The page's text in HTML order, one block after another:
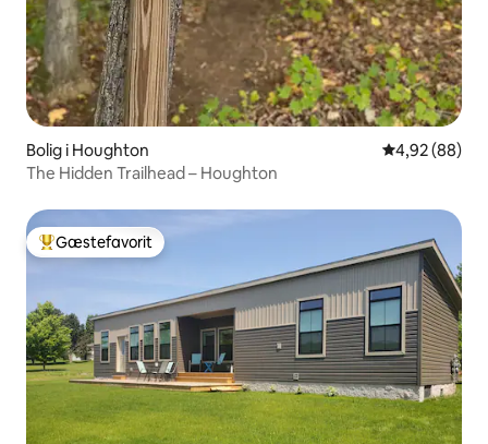
Bolig i Houghton 4,92 ud af 5 i
4,92 (88)
The Hidden Trailhead – Houghton
Bedste gæstefavorit
Gæstefavorit